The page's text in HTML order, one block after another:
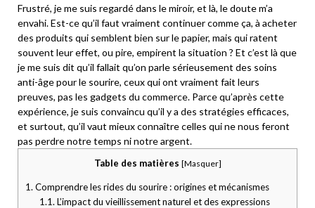
Frustré, je me suis regardé dans le miroir, et là, le doute m’a
envahi. Est-ce qu’il faut vraiment continuer comme ça, à acheter
des produits qui semblent bien sur le papier, mais qui ratent
souvent leur effet, ou pire, empirent la situation ? Et c’est là que
je me suis dit qu’il fallait qu’on parle sérieusement des soins
anti-âge pour le sourire, ceux qui ont vraiment fait leurs
preuves, pas les gadgets du commerce. Parce qu’après cette
expérience, je suis convaincu qu’il y a des stratégies efficaces,
et surtout, qu’il vaut mieux connaître celles qui ne nous feront
pas perdre notre temps ni notre argent.
Table des matières [Masquer]
1. Comprendre les rides du sourire : origines et mécanismes
1.1. L’impact du vieillissement naturel et des expressions